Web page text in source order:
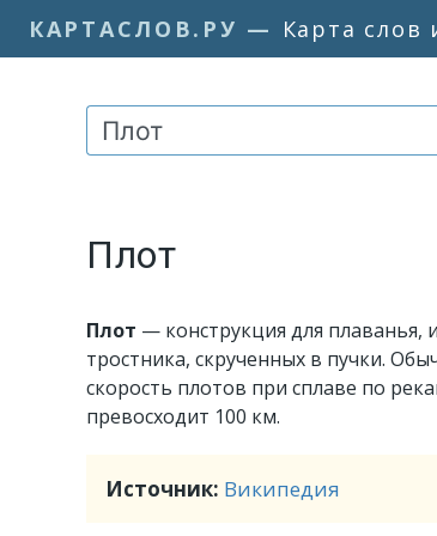
КАРТАСЛОВ.РУ — Карта слов
Плот
Плот — конструкция для плаванья,
тростника, скрученных в пучки.
скорость плотов при сплаве по
превосходит 100 км.
Источник: Википедия